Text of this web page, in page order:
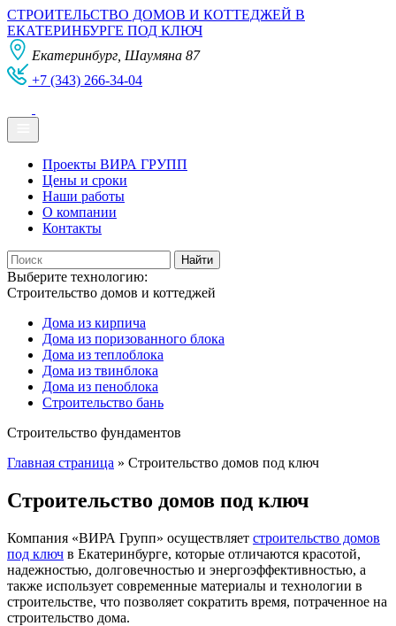
СТРОИТЕЛЬСТВО ДОМОВ И КОТТЕДЖЕЙ В
ЕКАТЕРИНБУРГЕ ПОД КЛЮЧ
Екатеринбург, Шаумяна 87
+7 (343) 266-34-04
Проекты ВИРА ГРУПП
Цены и сроки
Наши работы
О компании
Контакты
Выберите технологию:
Строительство домов и коттеджей
Дома из кирпича
Дома из поризованного блока
Дома из теплоблока
Дома из твинблока
Дома из пеноблока
Строительство бань
Строительство фундаментов
Главная страница » Строительство домов под ключ
Строительство домов под ключ
Компания «ВИРА Групп» осуществляет строительство домов
под ключ в Екатеринбурге, которые отличаются красотой,
надежностью, долговечностью и энергоэффективностью, а
также использует современные материалы и технологии в
строительстве, что позволяет сократить время, потраченное на
строительство дома.